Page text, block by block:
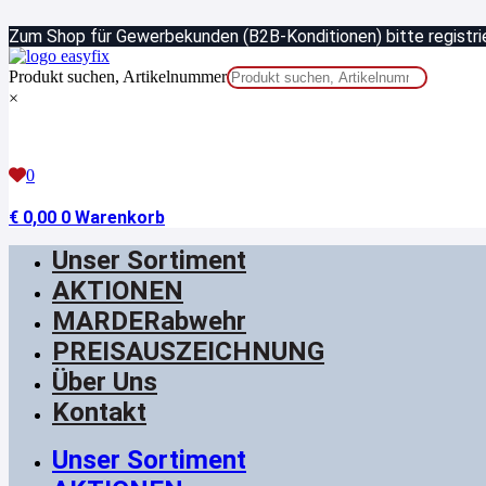
Inhalt
springen
Zum Shop für Gewerbekunden (B2B-Konditionen) bitte
Produkt suchen, Artikelnummer
×
0
€ 0,00 0 Warenkorb
Unser Sortiment
AKTIONEN
MARDERabwehr
PREISAUSZEICHNUNG
Über Uns
Kontakt
Unser Sortiment